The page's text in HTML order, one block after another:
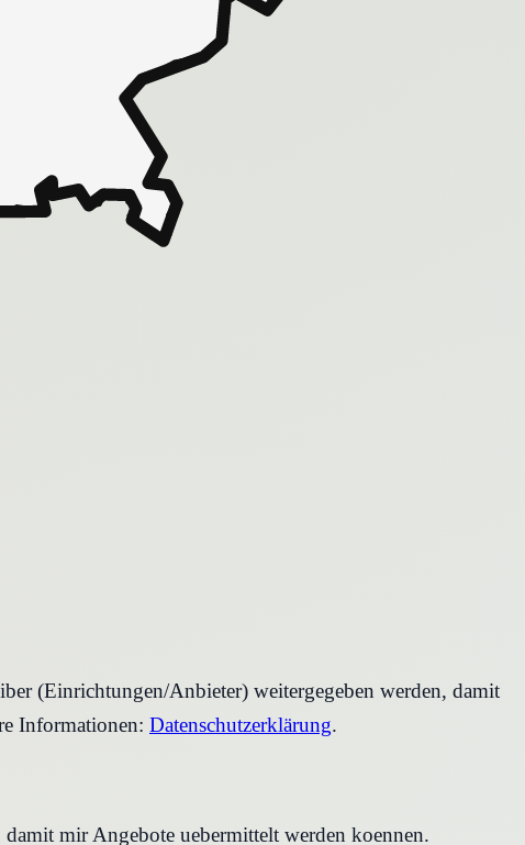
(Einrichtungen/Anbieter) weitergegeben werden, damit
Informationen: Datenschutzerklärung.
mir Angebote uebermittelt werden koennen.